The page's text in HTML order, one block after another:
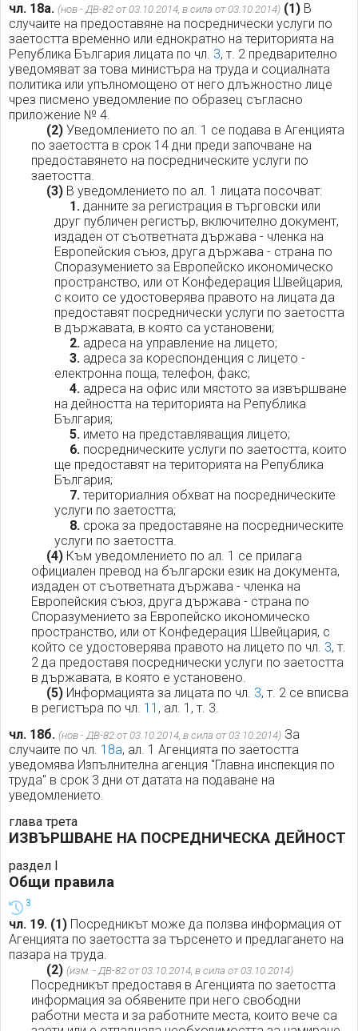
чл. 18а. (нов - ДВ-82 от 03.10.2014, в сила от 03.10.2014) (1) В
случаите на предоставяне на посреднически услуги по
заетостта временно или еднократно на територията на
Република България лицата по чл. 3, т. 2 предварително
уведомяват за това министъра на труда и социалната
политика или упълномощено от него длъжностно лице
чрез писмено уведомление по образец съгласно
приложение № 4.
(2) Уведомлението по ал. 1 се подава в Агенцията
по заетостта в срок 14 дни преди започване на
предоставянето на посредническите услуги по
заетостта.
(3) В уведомлението по ал. 1 лицата посочват:
1.данните за регистрация в търговски или
друг публичен регистър, включително документ,
издаден от съответната държава - членка на
Европейския съюз, друга държава - страна по
Споразумението за Европейско икономическо
пространство, или от Конфедерация Швейцария,
с които се удостоверява правото на лицата да
предоставят посреднически услуги по заетостта
в държавата, в която са установени;
2.адреса на управление на лицето;
3.адреса за кореспонденция с лицето -
електронна поща, телефон, факс;
4.адреса на офис или мястото за извършване
на дейността на територията на Република
България;
5.името на представляващия лицето;
6.посредническите услуги по заетостта, които
ще предоставят на територията на Република
България;
7.териториалния обхват на посредническите
услуги по заетостта;
8.срока за предоставяне на посредническите
услуги по заетостта.
(4) Към уведомлението по ал. 1 се прилага
официален превод на български език на документа,
издаден от съответната държава - членка на
Европейския съюз, друга държава - страна по
Споразумението за Европейско икономическо
пространство, или от Конфедерация Швейцария, с
който се удостоверява правото на лицето по чл. 3, т.
2 да предоставя посреднически услуги по заетостта
в държавата, в която е установено.
(5) Информацията за лицата по чл. 3, т. 2 се вписва
в регистъра по чл. 11 , ал. 1, т. 3.
чл. 18б. (нов - ДВ-82 от 03.10.2014, в сила от 03.10.2014) За
случаите по чл. 18а, ал. 1 Агенцията по заетостта
уведомява Изпълнителна агенция "Главна инспекция по
труда" в срок 3 дни от датата на подаване на
уведомлението.
глава трета
ИЗВЪРШВАНЕ НА ПОСРЕДНИЧЕСКА ДЕЙНОСТ
раздел I
Общи правила
3
чл. 19. (1) Посредникът може да ползва информация от
Агенцията по заетостта за търсенето и предлагането на
пазара на труда.
(2) (изм. - ДВ-82 от 03.10.2014, в сила от 03.10.2014)
Посредникът предоставя в Агенцията по заетостта
информация за обявените при него свободни
работни места и за работните места, които вече са